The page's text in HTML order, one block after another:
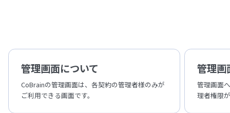
管理画面について
CoBrainの管理画面は、各契約の管理者様のみが
ご利用できる画面です。
管理画
管理画面
理者権限